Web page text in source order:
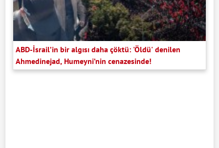
ABD-İsrail’in bir algısı daha çöktü: 'Öldü' denilen
Ahmedinejad, Humeyni’nin cenazesinde!